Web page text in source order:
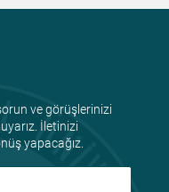
ve görüşlerinizi
İletinizi
yapacağız.